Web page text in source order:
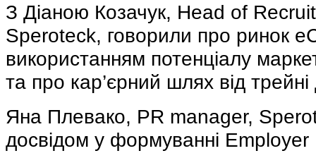
З Діаною Козачук, Head of
Speroteck, говорили про ринок
використанням потенціалу
та про кар’єрний шлях від
Яна Плевако, PR manager,
досвідом у формуванні Employer